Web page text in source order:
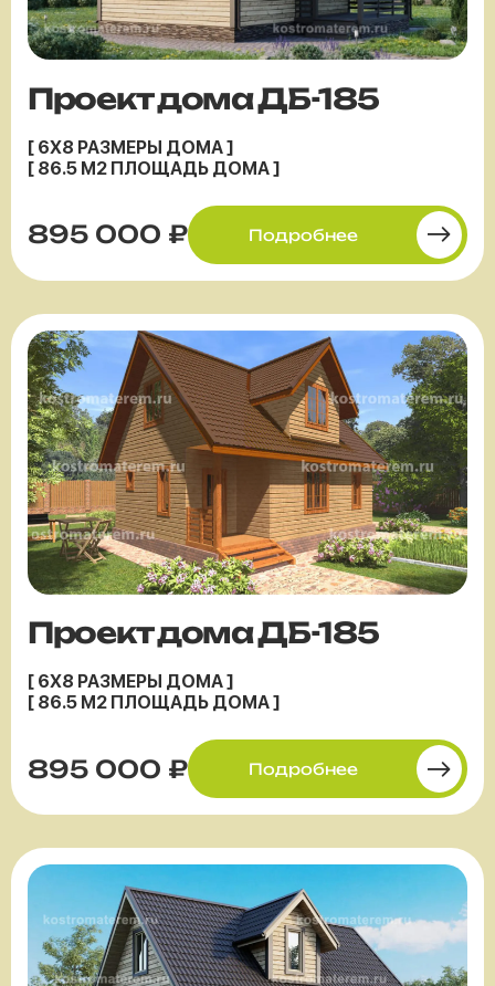
Проект дома ДБ-185
[ 6X8 РАЗМЕРЫ ДОМА ]
[ 86.5 М2 ПЛОЩАДЬ ДОМА ]
895 000 ₽ Подробнее
Проект дома ДБ-185
[ 6X8 РАЗМЕРЫ ДОМА ]
[ 86.5 М2 ПЛОЩАДЬ ДОМА ]
895 000 ₽ Подробнее